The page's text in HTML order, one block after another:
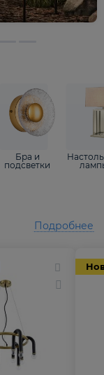
Бра и
подсветки
Подробнее